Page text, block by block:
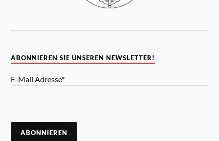
ABONNIEREN SIE UNSEREN NEWSLETTER!
E-Mail Adresse*